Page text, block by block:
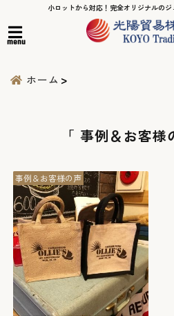
小ロットから対応！完全オリジナルの
menu
ホーム
「 事例＆お客
事例＆お客様の声